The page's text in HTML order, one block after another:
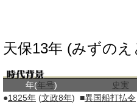
天保13年 (みずの
年(年号)
史実
●1825年 (文政8年) ■異国船打払令